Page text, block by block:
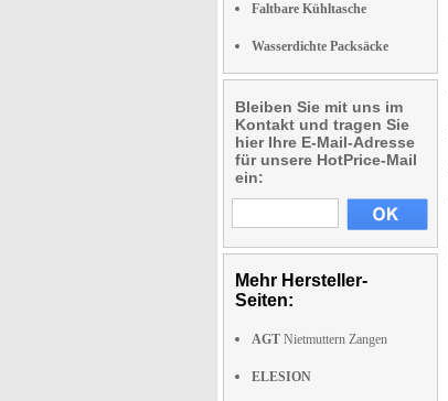
Faltbare Kühltasche
Wasserdichte Packsäcke
Bleiben Sie mit uns im
Kontakt und tragen Sie
hier Ihre E-Mail-Adresse
für unsere HotPrice-Mail
ein:
Mehr Hersteller-
Seiten:
AGT Nietmuttern Zangen
ELESION